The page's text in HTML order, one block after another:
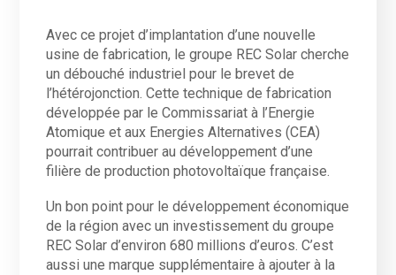
Avec ce projet d’implantation d’une nouvelle
usine de fabrication, le groupe REC Solar cherche
un débouché industriel pour le brevet de
l’hétérojonction. Cette technique de fabrication
développée par le Commissariat à l’Energie
Atomique et aux Energies Alternatives (CEA)
pourrait contribuer au développement d’une
filière de production photovoltaïque française.
Un bon point pour le développement économique
de la région avec un investissement du groupe
REC Solar d’environ 680 millions d’euros. C’est
aussi une marque supplémentaire à ajouter à la